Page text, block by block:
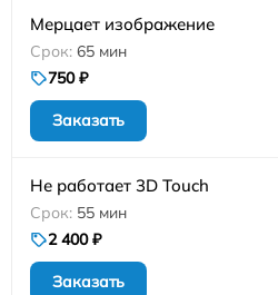
Мерцает изображение
65 мин
750 ₽
Заказать
Не работает 3D Touch
55 мин
2 400 ₽
Заказать